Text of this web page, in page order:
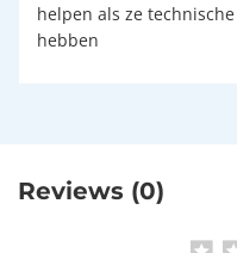
helpen als ze
hebben
Reviews (0)